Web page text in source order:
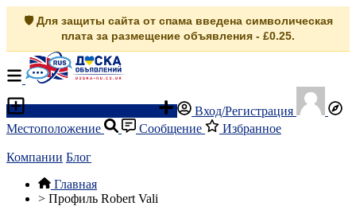
🛡️ Для защиты сайта от спама введена символическая
плата за размещение объявления - £0.25.
Вход/Регистрация
Местоположение
Сообщение Избранное
Компании Блог
Главная
> Профиль Robert Vali